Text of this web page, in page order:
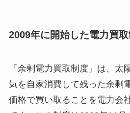
2009年に開始した電力買
「余剰電力買取制度」は、太
気を自家消費して残った余剰
価格で買い取ることを電力会